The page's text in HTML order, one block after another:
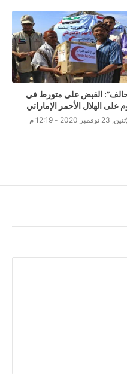
القبض على متورط في
على الهلال الأحمر الإماراتي
نوفمبر 2020 - 12:19 م